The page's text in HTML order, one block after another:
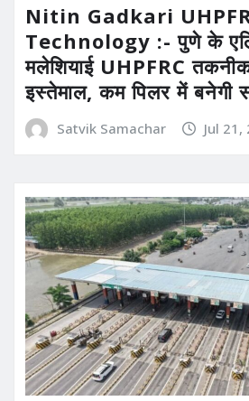
Nitin Gadkari
Technology :- पुणे के
मलेशियाई UHPFRC तकनीक
इस्तेमाल, कम पिलर में बनेगी
Satvik Samachar Jul 21,